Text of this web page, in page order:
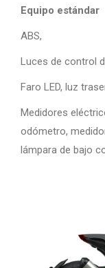
Equipo estándar
ABS,
Luces de control
Faro LED, luz
Medidores
odómetro,
lámpara de bajo